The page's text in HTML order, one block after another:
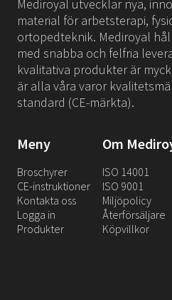
Mediroyal utvecklar nya,
material för arbetsterapi,
ortopedteknik. Mediroyal
med snabba och felfria
kvalitativa produkter är
är alla våra varor
standard (CE-märkta).
Meny
Broschyrer
CE-instruktioner
Kontakta oss
Logga in
Produkter
Om
ISO 14001
ISO 9001
Miljöpolicy
Återförsäljare
Köpvillkor